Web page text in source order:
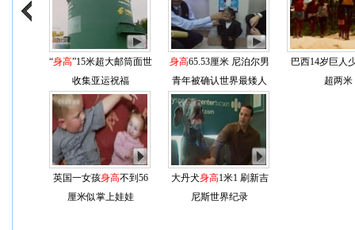
“身高”15米超大邮筒面世
收集亚运祝福
身高65.53厘米 尼泊尔男
青年被确认世界最矮人
巴西14岁巨人
超两米
英国一女孩身高不到56
厘米似掌上娃娃
大丹犬身高1米1 刷新吉
尼斯世界纪录